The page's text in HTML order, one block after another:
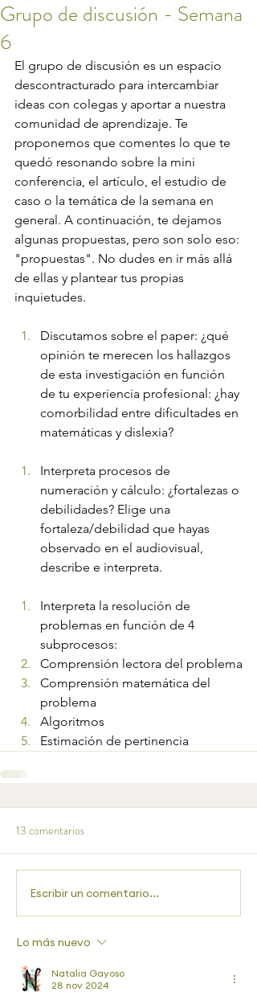
Grupo de discusión - Semana
6
El grupo de discusión es un espacio
descontracturado para intercambiar
ideas con colegas y aportar a nuestra
comunidad de aprendizaje. Te
proponemos que comentes lo que te
quedó resonando sobre la mini
conferencia, el artículo, el estudio de
caso o la temática de la semana en
general. A continuación, te dejamos
algunas propuestas, pero son solo eso:
"propuestas". No dudes en ir más allá
de ellas y plantear tus propias
inquietudes.
Discutamos sobre el paper: ¿qué
opinión te merecen los hallazgos
de esta investigación en función
de tu experiencia profesional: ¿hay
comorbilidad entre dificultades en
matemáticas y dislexia?
Interpreta procesos de
numeración y cálculo: ¿fortalezas o
debilidades? Elige una
fortaleza/debilidad que hayas
observado en el audiovisual,
describe e interpreta.
Interpreta la resolución de
problemas en función de 4
subprocesos:
Comprensión lectora del problema
Comprensión matemática del
problema
Algoritmos
Estimación de pertinencia
13 comentarios
Escribir un comentario...
Lo más nuevo
Natalia Gayoso
28 nov 2024